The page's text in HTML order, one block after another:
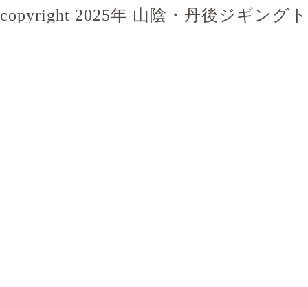
copyright 2025年 山陰・丹後ジギング